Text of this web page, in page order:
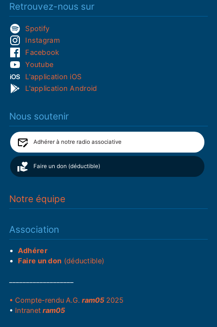
Retrouvez-nous sur
Spotify
Instagram
Facebook
Youtube
L'application iOS
L'application Android
Nous soutenir
Adhérer à notre radio associative
Faire un don (déductible)
Notre équipe
Association
Adhérer
Faire un don (déductible)
• Compte-rendu A.G.ram05 2025
• Intranetram05